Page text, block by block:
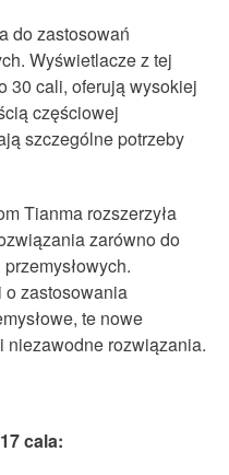
do zastosowań
Wyświetlacze z tej
30 cali, oferują wysokiej
częściowej
szczególne potrzeby
Tianma rozszerzyła
zarówno do
o zastosowania
te nowe
rozwiązania.
cala: